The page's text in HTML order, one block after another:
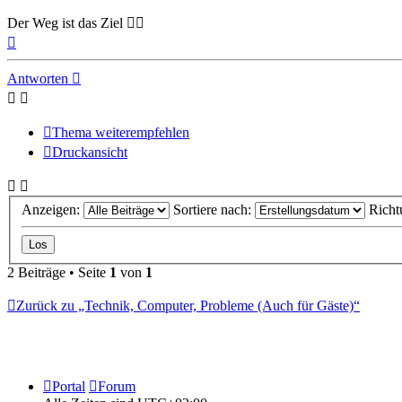
Der Weg ist das Ziel 🚵‍♂️
Antworten
Thema weiterempfehlen
Druckansicht
Anzeigen: Sortiere nach:
2 Beiträge • Seite 1 von 1
Zurück zu „Technik, Computer, Probleme (Auch für Gäste)“
Portal
Forum